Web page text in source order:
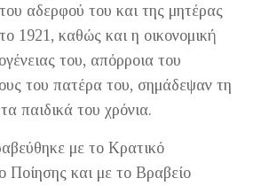
αδερφού του και της μητέρας
1921, καθώς και η οικονομική
του, απόρροια του
του πατέρα του, σημάδεψαν τη
παιδικά του χρόνια.
με το Κρατικό
Ποίησης και με το Βραβείο